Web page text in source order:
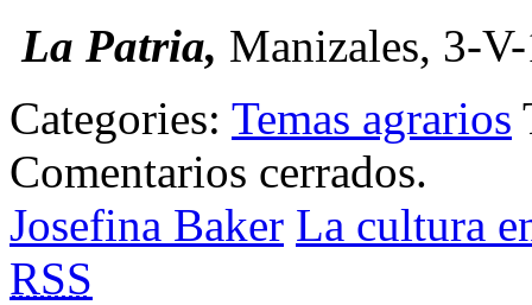
La Patria, Manizales, 3-
Categories: Temas agrarios
Comentarios cerrados.
Josefina Baker La cultura
RSS